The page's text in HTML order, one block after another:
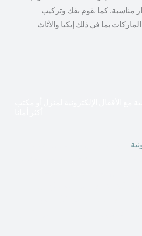
مناسبة. كما نقوم بفك وتركيب
بما في ذلك إيكيا والأثاث